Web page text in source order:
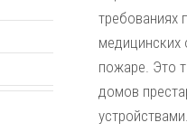
требованиях
медицинских
пожаре. Это
домов